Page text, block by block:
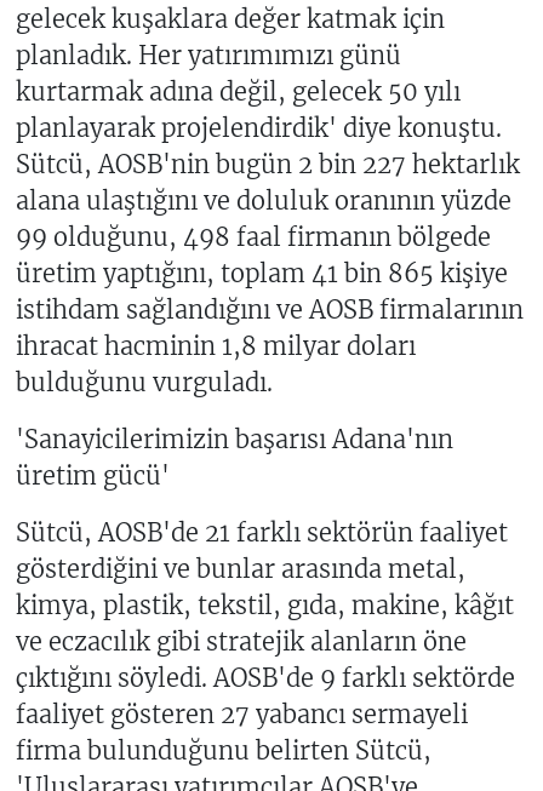
gelecek kuşaklara değer katmak için
planladık. Her yatırımımızı günü
kurtarmak adına değil, gelecek 50 yılı
planlayarak projelendirdik' diye konuştu.
Sütcü, AOSB'nin bugün 2 bin 227 hektarlık
alana ulaştığını ve doluluk oranının yüzde
99 olduğunu, 498 faal firmanın bölgede
üretim yaptığını, toplam 41 bin 865 kişiye
istihdam sağlandığını ve AOSB firmalarının
ihracat hacminin 1,8 milyar doları
bulduğunu vurguladı.
'Sanayicilerimizin başarısı Adana'nın
üretim gücü'
Sütcü, AOSB'de 21 farklı sektörün faaliyet
gösterdiğini ve bunlar arasında metal,
kimya, plastik, tekstil, gıda, makine, kâğıt
ve eczacılık gibi stratejik alanların öne
çıktığını söyledi. AOSB'de 9 farklı sektörde
faaliyet gösteren 27 yabancı sermayeli
firma bulunduğunu belirten Sütcü,